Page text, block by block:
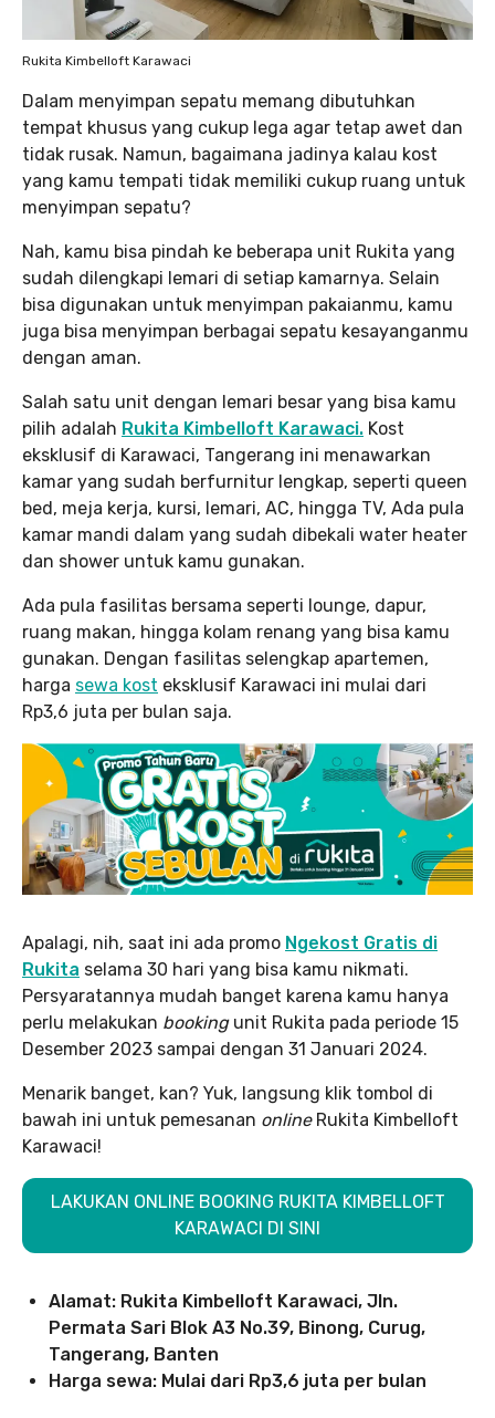
Rukita Kimbelloft Karawaci
Dalam menyimpan sepatu memang dibutuhkan
tempat khusus yang cukup lega agar tetap awet dan
tidak rusak. Namun, bagaimana jadinya kalau kost
yang kamu tempati tidak memiliki cukup ruang untuk
menyimpan sepatu?
Nah, kamu bisa pindah ke beberapa unit Rukita yang
sudah dilengkapi lemari di setiap kamarnya. Selain
bisa digunakan untuk menyimpan pakaianmu, kamu
juga bisa menyimpan berbagai sepatu kesayanganmu
dengan aman.
Salah satu unit dengan lemari besar yang bisa kamu
pilih adalah Rukita Kimbelloft Karawaci. Kost
eksklusif di Karawaci, Tangerang ini menawarkan
kamar yang sudah berfurnitur lengkap, seperti queen
bed, meja kerja, kursi, lemari, AC, hingga TV, Ada pula
kamar mandi dalam yang sudah dibekali water heater
dan shower untuk kamu gunakan.
Ada pula fasilitas bersama seperti lounge, dapur,
ruang makan, hingga kolam renang yang bisa kamu
gunakan. Dengan fasilitas selengkap apartemen,
harga sewa kost eksklusif Karawaci ini mulai dari
Rp3,6 juta per bulan saja.
Apalagi, nih, saat ini ada promo Ngekost Gratis di
Rukita selama 30 hari yang bisa kamu nikmati.
Persyaratannya mudah banget karena kamu hanya
perlu melakukan booking unit Rukita pada periode 15
Desember 2023 sampai dengan 31 Januari 2024.
Menarik banget, kan? Yuk, langsung klik tombol di
bawah ini untuk pemesanan onlineRukita Kimbelloft
Karawaci!
LAKUKAN ONLINE BOOKING RUKITA KIMBELLOFT
KARAWACI DI SINI
Alamat: Rukita Kimbelloft Karawaci, Jln.
Permata Sari Blok A3 No.39, Binong, Curug,
Tangerang, Banten
Harga sewa: Mulai dari Rp3,6 juta per bulan